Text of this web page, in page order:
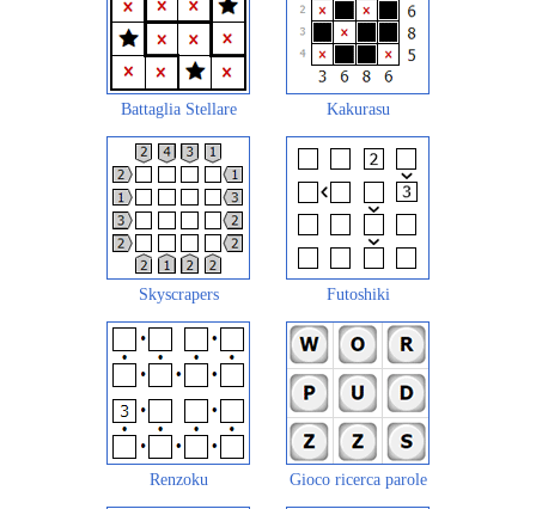
Battaglia Stellare Kakurasu
Skyscrapers Futoshiki
Renzoku Gioco ricerca parole